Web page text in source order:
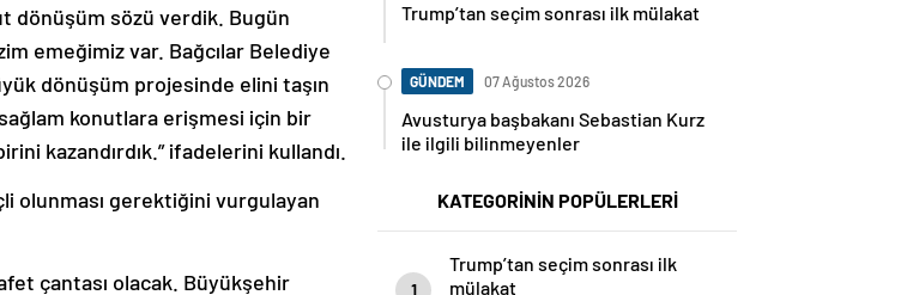
dönüşüm sözü verdik. Bugün
emeğimiz var. Bağcılar Belediye
dönüşüm projesinde elini taşın
sağlam konutlara erişmesi için bir
kazandırdık.” ifadelerini kullandı.
olunması gerektiğini vurgulayan
çantası olacak. Büyükşehir
Trump’tan seçim sonrası ilk mülakat
GÜNDEM 07 Ağustos 2026
Avusturya başbakanı Sebastian Kurz
ile ilgili bilinmeyenler
KATEGORİNİN POPÜLERLERİ
1
Trump’tan seçim sonrası ilk
mülakat